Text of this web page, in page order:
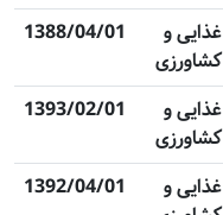
غذایی و
کشاورزی
1388/04/01
غذایی و
کشاورزی
1393/02/01
غذایی و
1392/04/01